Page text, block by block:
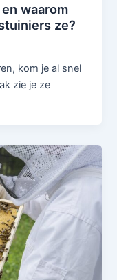
waarom
ze?
kom je al snel
zie je ze